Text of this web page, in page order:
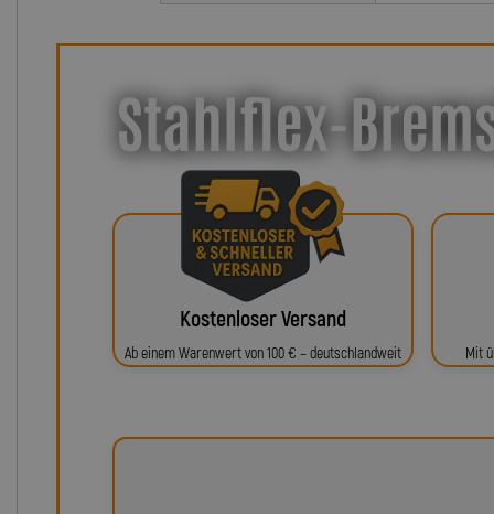
Stahlflex-
Kostenloser Versand
Ab einem Warenwert von 100 € – deutschlandweit Mit